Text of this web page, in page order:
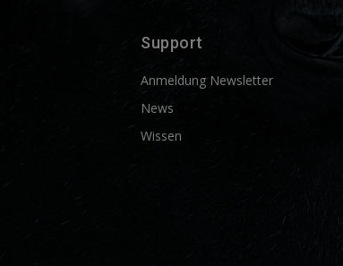
Support
Anmeldung Newsletter
News
Wissen